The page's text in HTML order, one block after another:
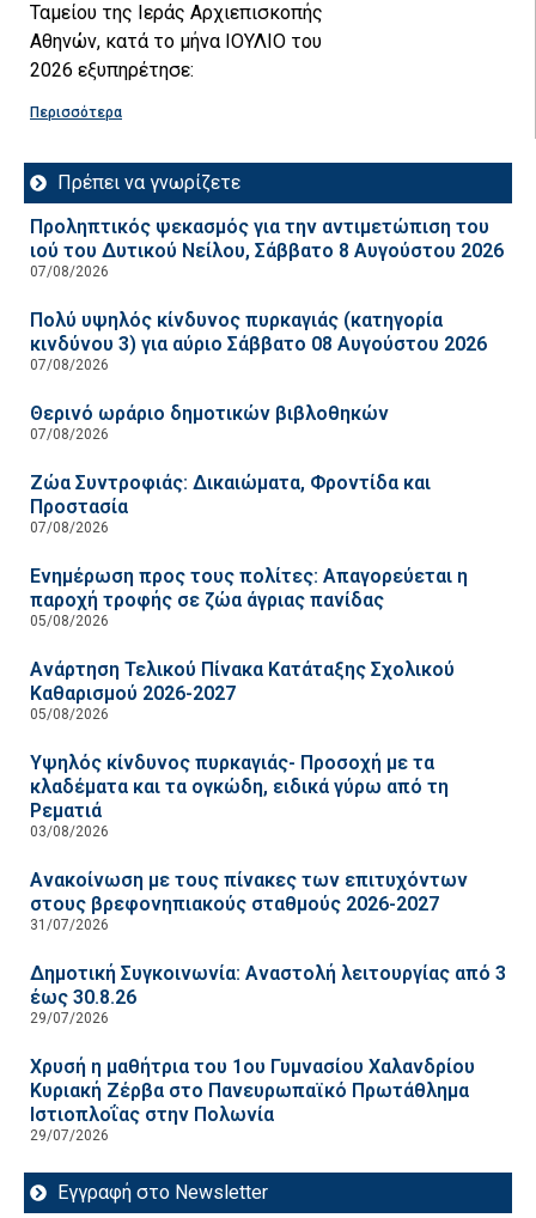
Ταμείου της Ιεράς Αρχιεπισκοπής
Αθηνών, κατά το μήνα ΙΟΥΛΙΟ του
2026 εξυπηρέτησε:
Περισσότερα
Πρέπει να γνωρίζετε
Προληπτικός ψεκασμός για την αντιμετώπιση του
ιού του Δυτικού Νείλου, Σάββατο 8 Αυγούστου 2026
07/08/2026
Πολύ υψηλός κίνδυνος πυρκαγιάς (κατηγορία
κινδύνου 3) για αύριο Σάββατο 08 Αυγούστου 2026
07/08/2026
Θερινό ωράριο δημοτικών βιβλοθηκών
07/08/2026
Ζώα Συντροφιάς: Δικαιώματα, Φροντίδα και
Προστασία
07/08/2026
Ενημέρωση προς τους πολίτες: Απαγορεύεται η
παροχή τροφής σε ζώα άγριας πανίδας
05/08/2026
Ανάρτηση Τελικού Πίνακα Κατάταξης Σχολικού
Καθαρισμού 2026-2027
05/08/2026
Υψηλός κίνδυνος πυρκαγιάς- Προσοχή με τα
κλαδέματα και τα ογκώδη, ειδικά γύρω από τη
Ρεματιά
03/08/2026
Ανακοίνωση με τους πίνακες των επιτυχόντων
στους βρεφονηπιακούς σταθμούς 2026-2027
31/07/2026
Δημοτική Συγκοινωνία: Αναστολή λειτουργίας από 3
έως 30.8.26
29/07/2026
Χρυσή η μαθήτρια του 1ου Γυμνασίου Χαλανδρίου
Κυριακή Ζέρβα στο Πανευρωπαϊκό Πρωτάθλημα
Ιστιοπλοΐας στην Πολωνία
29/07/2026
Εγγραφή στο Newsletter